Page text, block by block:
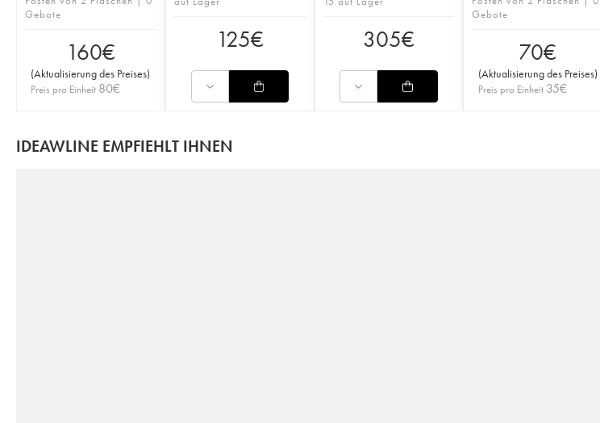
Gebote
160€
(Aktualisierung des Preises)
Preis pro Einheit 80€
125€ 305€
Gebote
70€
(Aktualisierung des Preises)
Preis pro Einheit 35€
IDEAWLINE EMPFIEHLT IHNEN